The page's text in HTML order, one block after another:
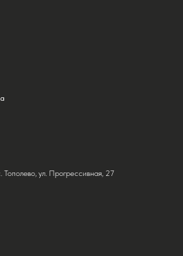
Тополево, ул. Прогрессивная, 27